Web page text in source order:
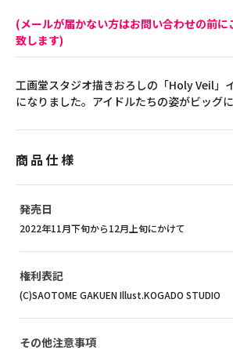
(メールが届かない方はお問い合わせの前
致します)
工画堂スタジオ描きおろしの「Holy Veil」
になりました。アイドルたちの姿がビッグに
商品仕様
発売日
2022年11月下旬から12月上旬にかけて
権利表記
(C)SAOTOME GAKUEN Illust.KOGADO STUDIO
その他注意事項